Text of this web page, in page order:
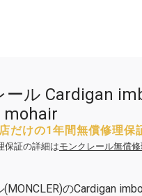
ール Cardigan
mohair
だけの1年間無償修理保
保証の詳細はモンクレール無償
のCardigan